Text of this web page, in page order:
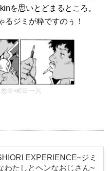
を思いとどまるところ。
るジミが粋ですのぅ！
幸×町田 一八
EXPERIENCE~ジミ
わたしとヘンなおじさん~